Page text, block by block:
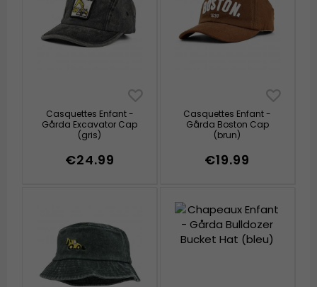
Casquettes Enfant -
Gårda Excavator Cap
(gris)
€24.99
Casquettes Enfant -
Gårda Boston Cap
(brun)
€19.99